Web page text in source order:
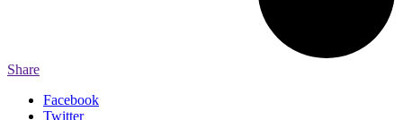
Share
Facebook
Twitter